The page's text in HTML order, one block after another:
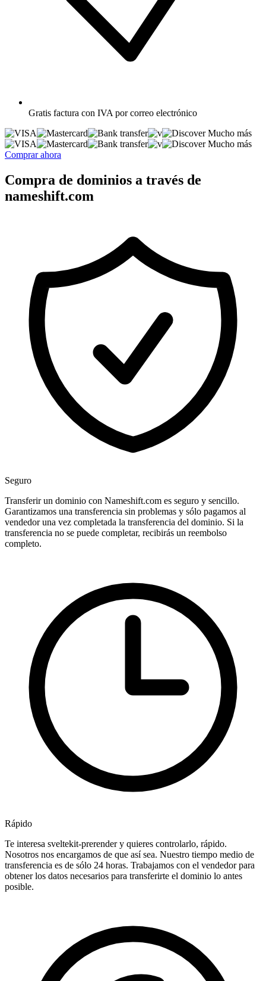
Gratis factura con IVA por correo electrónico
Mucho más
Mucho más
Comprar ahora
Compra de dominios a través de
nameshift.com
Seguro
Transferir un dominio con Nameshift.com es seguro y sencillo.
Garantizamos una transferencia sin problemas y sólo pagamos al
vendedor una vez completada la transferencia del dominio. Si la
transferencia no se puede completar, recibirás un reembolso
completo.
Rápido
Te interesa sveltekit-prerender y quieres controlarlo, rápido.
Nosotros nos encargamos de que así sea. Nuestro tiempo medio de
transferencia es de sólo 24 horas. Trabajamos con el vendedor para
obtener los datos necesarios para transferirte el dominio lo antes
posible.